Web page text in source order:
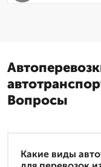
Вопросы
Какие виды